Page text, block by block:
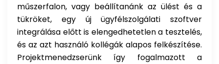
műszerfalon, vagy beállítanánk az ülést és a
tükröket, egy új ügyfélszolgálati szoftver
integrálása előtt is elengedhetetlen a tesztelés,
és az azt használó kollégák alapos felkészítése.
Projektmenedzserünk így fogalmazott a